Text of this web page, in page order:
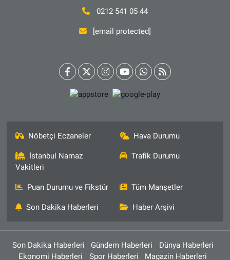
0212 541 05 44
[email protected]
Nöbetçi Eczaneler Hava Durumu
İstanbul Namaz
Vakitleri
Trafik Durumu
Puan Durumu ve Fikstür Tüm Manşetler
Son Dakika Haberleri Haber Arşivi
Son Dakika Haberleri Gündem Haberleri
Dünya Haberleri
Ekonomi Haberleri
Spor Haberleri Magazin Haberleri